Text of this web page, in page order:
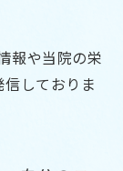
報や当院の栄
しておりま